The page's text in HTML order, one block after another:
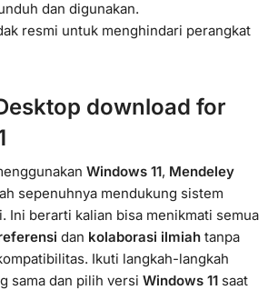
dan digunakan.
resmi untuk menghindari perangkat
download for
Windows 11, Mendeley
sepenuhnya mendukung sistem
Ini berarti kalian bisa menikmati semua
dan kolaborasi ilmiah tanpa
Ikuti langkah-langkah
sama dan pilih versi Windows 11 saat